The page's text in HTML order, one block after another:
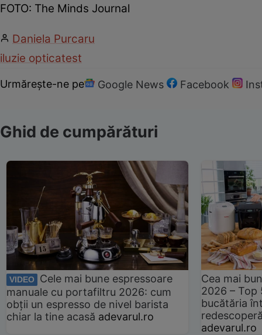
FOTO: The Minds Journal
Daniela Purcaru
iluzie opticatest
Urmărește-ne pe Google News Facebook
Ghid de cumpărături
VIDEO
Cele mai bune espressoare
manuale cu portafiltru 2026: cum
obții un espresso de nivel barista
chiar la tine acasă adevarul.ro
Cea mai
2026 –
bucătăria
adevarul.ro